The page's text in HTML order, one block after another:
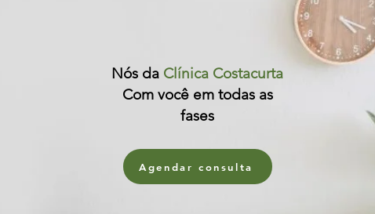
Nós da Clínica Costacurta
Com você em todas as
fases
Agendar consulta